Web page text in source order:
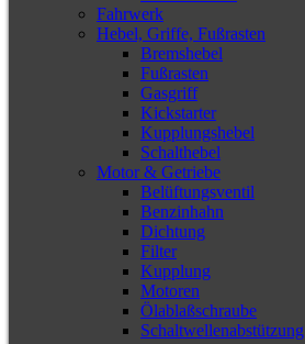
Fahrwerk
Hebel, Griffe, Fußrasten
Bremshebel
Fußrasten
Gasgriff
Kickstarter
Kupplungshebel
Schalthebel
Motor & Getriebe
Belüftungsventil
Benzinhahn
Dichtung
Filter
Kupplung
Motoren
Ölablaßschraube
Schaltwellenabstützung